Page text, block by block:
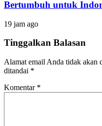
Bertumbuh untuk
19 jam ago
Tinggalkan Balasan
Alamat email Anda tidak akan
ditandai *
Komentar *